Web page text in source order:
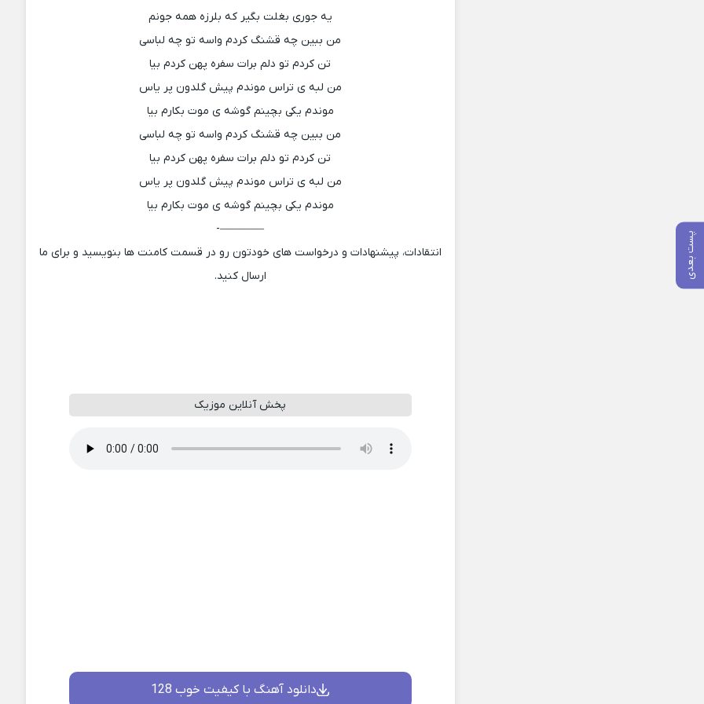
پست بعدی
یه جوری بغلت بگیر که بلرزه همه جونم
من ببین چه قشنگ کردم واسه تو چه لباسی
تن کردم تو دلم برات سفره پهن کردم بیا
من لبه ی تراس موندم پیش گلدون پر یاس
موندم یکی بچینم گوشه ی موت بکارم بیا
من ببین چه قشنگ کردم واسه تو چه لباسی
تن کردم تو دلم برات سفره پهن کردم بیا
من لبه ی تراس موندم پیش گلدون پر یاس
موندم یکی بچینم گوشه ی موت بکارم بیا
————-
انتقادات، پیشنهادات و درخواست های خودتون رو در قسمت کامنت ها بنویسید و برای ما
ارسال کنید.
پخش آنلاین موزیک
دانلود آهنگ با کیفیت خوب 128